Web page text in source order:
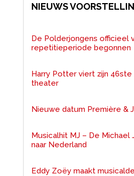
NIEUWS
De Polderjongens officieel
repetitieperiode begonnen
Harry Potter viert zijn 46ste
theater
Nieuwe datum Première &
Musicalhit MJ – De Michael
naar Nederland
Eddy Zoëy maakt